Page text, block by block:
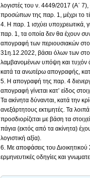
λογιστές του ν. 4449/2017 (Α΄
προσώπων της παρ. 1, μέχρι το
4. Η παρ. 1 ισχύει υποχρεωτικά,
παρ. 1, τα οποία δεν θα έχουν
απογραφή των περιουσιακών
31η.12.2022, βάσει όλων των
λαμβανομένων υπόψη και τυχόν
κατά τα ανωτέρω απογραφής,
5. Η απογραφή της παρ. 4
απογραφή γίνεται κατ’ είδος
Τα ακίνητα δύνανται, κατά την
ανεξάρτητους εκτιμητές. Τα
προσδιορίζεται με βάση τα
πάγια (εκτός από τα ακίνητα)
λογιστική αξία).
6. Με αποφάσεις του
ερμηνευτικές οδηγίες και